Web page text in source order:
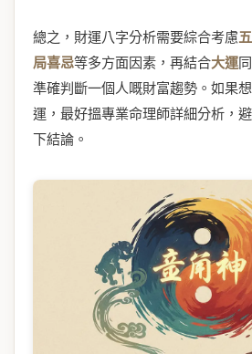
總之，財運八字分析需要綜合考慮
局喜忌等多方面因素，再結合大運同
準確判斷一個人嘅財富趨勢。如果
運，最好搵專業命理師詳細分析，
下結論。